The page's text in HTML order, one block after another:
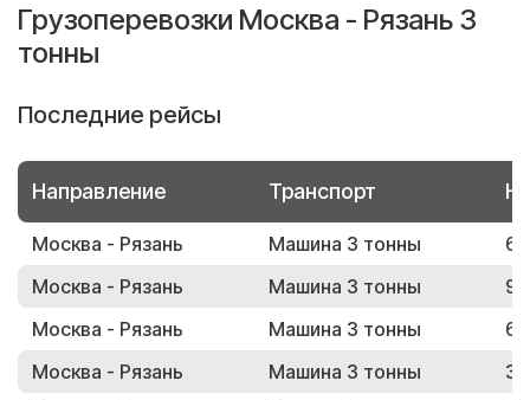
Грузоперевозки Москва - Рязань 3
тонны
Последние рейсы
Направление Транспорт
Москва - Рязань Машина 3 тонны
Москва - Рязань
Машина 3 тонны
Москва - Рязань
Машина 3 тонны
Москва - Рязань
Машина 3 тонны